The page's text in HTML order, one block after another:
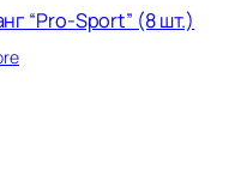
“Pro-Sport” (8 шт.)